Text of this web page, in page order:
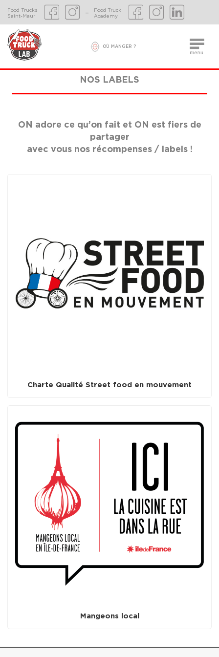
Food Trucks
Saint-Maur
–
Food Truck
Academy
OÙ MANGER ?
NOS LABELS
ON adore ce qu’on fait et ON est fiers de
partager
avec vous nos récompenses / labels !
Charte Qualité Street food en mouvement
Mangeons local